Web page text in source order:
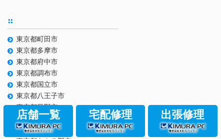
東京都町田市
東京都多摩市
東京都府中市
東京都調布市
東京都国立市
東京都八王子市
東京都日野市
東京都立川市
東京都昭島市
店舗一覧 宅配修理 出張修理